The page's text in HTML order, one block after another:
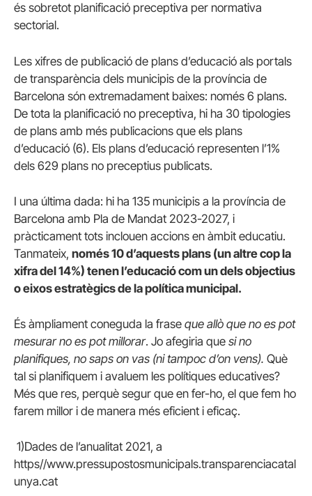
és sobretot planificació preceptiva per normativa
sectorial.
Les xifres de publicació de plans d’educació als portals
de transparència dels municipis de la província de
Barcelona són extremadament baixes: només 6 plans.
De tota la planificació no preceptiva, hi ha 30 tipologies
de plans amb més publicacions que els plans
d’educació (6). Els plans d’educació representen l’1%
dels 629 plans no preceptius publicats.
I una última dada: hi ha 135 municipis a la província de
Barcelona amb Pla de Mandat 2023-2027, i
pràcticament tots inclouen accions en àmbit educatiu.
Tanmateix, només 10 d’aquests plans (un altre cop la
xifra del 14%) tenen l’educació com un dels objectius
o eixos estratègics de la política municipal.
És àmpliament coneguda la frase que allò que no es pot
mesurar no es pot millorar. Jo afegiria que si no
planifiques, no saps on vas (ni tampoc d’on vens). Què
tal si planifiquem i avaluem les polítiques educatives?
Més que res, perquè segur que en fer-ho, el que fem ho
farem millor i de manera més eficient i eficaç.
1)Dades de l’anualitat 2021, a
https//www.pressupostosmunicipals.transparenciacatal
unya.cat